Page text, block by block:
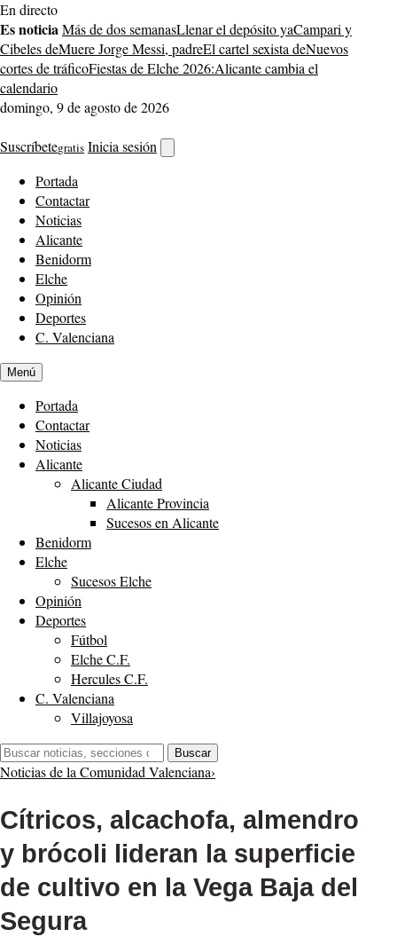
Saltar
al
contenido
En directo
Es noticiaMás de dos semanasLlenar el depósito yaCampari y
Cibeles deMuere Jorge Messi, padreEl cartel sexista deNuevos
cortes de tráficoFiestas de Elche 2026:Alicante cambia el
calendario
domingo, 9 de agosto de 2026
Suscríbetegratis Inicia sesión
buscador
Portada
Contactar
Noticias
Alicante
Benidorm
Elche
Opinión
Deportes
C. Valenciana
Menú
Portada
Contactar
Noticias
Alicante
Alicante Ciudad
Alicante Provincia
Sucesos en Alicante
Benidorm
Elche
Sucesos Elche
Opinión
Deportes
Fútbol
Elche C.F.
Hercules C.F.
C. Valenciana
Villajoyosa
Buscar:
Buscar
Noticias de la Comunidad Valenciana›
Cítricos, alcachofa, almendro
y brócoli lideran la superficie
de cultivo en la Vega Baja del
Segura